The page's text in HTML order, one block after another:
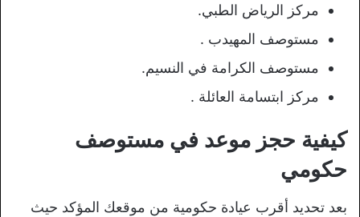
مركز الرياض الطبي.
مستوصف المهيدب .
مستوصف الكرامة في النسيم.
مركز ابتسامة العائلة .
كيفية حجز موعد في مستوصف
حكومي
بعد تحديد أقرب عيادة حكومية من موقعك المؤكد حيث